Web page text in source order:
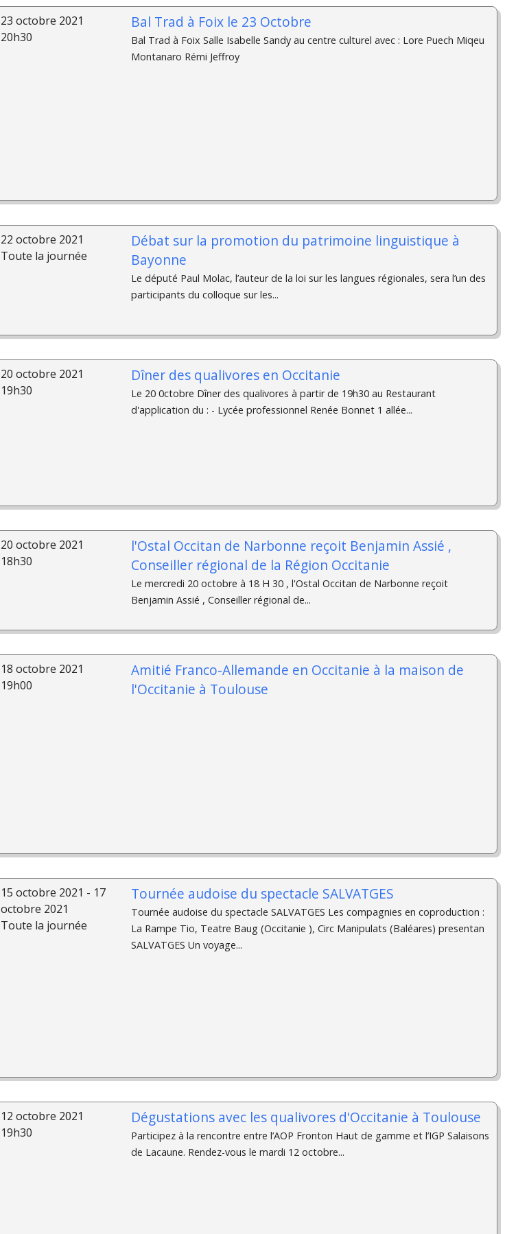
23 octobre 2021
20h30
Bal Trad à Foix le 23 Octobre
Bal Trad à Foix Salle Isabelle Sandy au centre culturel avec : Lore Puech Miqeu
Montanaro Rémi Jeffroy
22 octobre 2021
Toute la journée
Débat sur la promotion du patrimoine linguistique à
Bayonne
Le député Paul Molac, l’auteur de la loi sur les langues régionales, sera l’un des
participants du colloque sur les...
20 octobre 2021
19h30
Dîner des qualivores en Occitanie
Le 20 0ctobre Dîner des qualivores à partir de 19h30 au Restaurant
d'application du : - Lycée professionnel Renée Bonnet 1 allée...
20 octobre 2021
18h30
l'Ostal Occitan de Narbonne reçoit Benjamin Assié ,
Conseiller régional de la Région Occitanie
Le mercredi 20 octobre à 18 H 30 , l'Ostal Occitan de Narbonne reçoit
Benjamin Assié , Conseiller régional de...
18 octobre 2021
19h00
Amitié Franco-Allemande en Occitanie à la maison de
l'Occitanie à Toulouse
15 octobre 2021 - 17
octobre 2021
Toute la journée
Tournée audoise du spectacle SALVATGES
Tournée audoise du spectacle SALVATGES Les compagnies en coproduction :
La Rampe Tio, Teatre Baug (Occitanie ), Circ Manipulats (Baléares) presentan
SALVATGES Un voyage...
12 octobre 2021
19h30
Dégustations avec les qualivores d'Occitanie à Toulouse
Participez à la rencontre entre l’AOP Fronton Haut de gamme et l’IGP Salaisons
de Lacaune. Rendez-vous le mardi 12 octobre...